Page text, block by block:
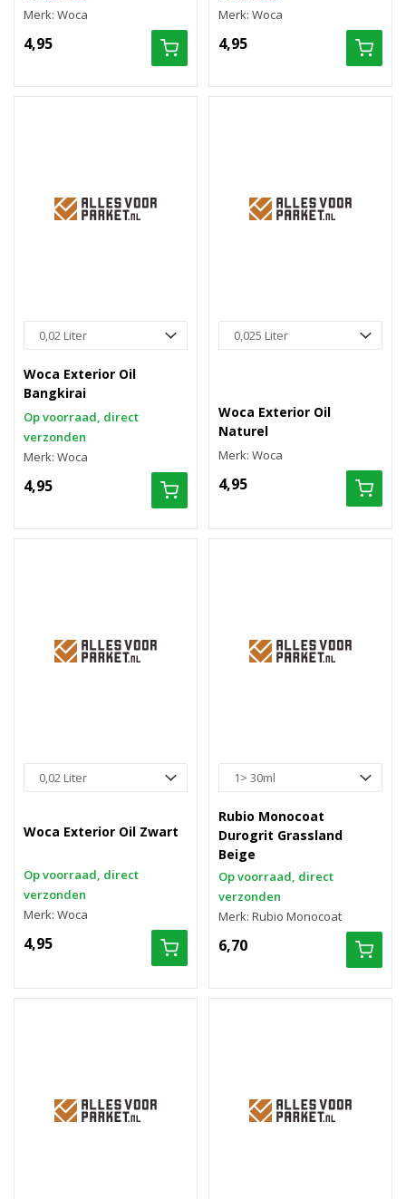
Merk: Woca
4,95
Merk: Woca
4,95
Woca Exterior Oil
Bangkirai
Op voorraad, direct
verzonden
Merk: Woca
4,95
Woca Exterior Oil
Naturel
Merk: Woca
4,95
Woca Exterior Oil Zwart
Op voorraad, direct
verzonden
Merk: Woca
4,95
Rubio Monocoat
Durogrit Grassland
Beige
Op voorraad, direct
verzonden
Merk: Rubio Monocoat
6,70